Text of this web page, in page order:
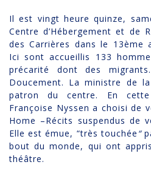
Il est vingt heure quinze,
Centre d’Hébergement et de
des Carrières dans le 13ème
Ici sont accueillis 133
précarité dont des
Doucement. La ministre de
patron du centre. En
Françoise Nyssen a choisi de
Home –Récits suspendus de
Elle est émue, “très touchée “
bout du monde, qui ont
théâtre.